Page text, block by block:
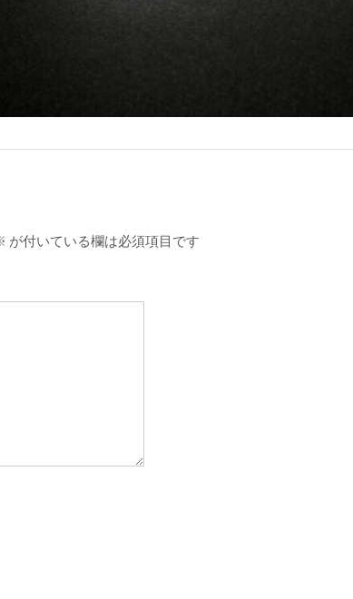
が付いている欄は必須項目です